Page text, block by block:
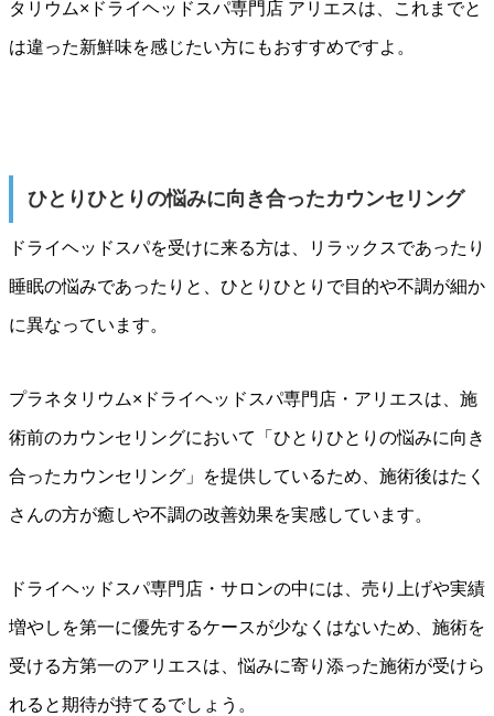
タリウム×ドライヘッドスパ専門店 アリエスは、これまでと
は違った新鮮味を感じたい方にもおすすめですよ。
ひとりひとりの悩みに向き合ったカウンセリング
ドライヘッドスパを受けに来る方は、リラックスであったり
睡眠の悩みであったりと、ひとりひとりで目的や不調が細か
に異なっています。
プラネタリウム×ドライヘッドスパ専門店・アリエスは、施
術前のカウンセリングにおいて「ひとりひとりの悩みに向き
合ったカウンセリング」を提供しているため、施術後はたく
さんの方が癒しや不調の改善効果を実感しています。
ドライヘッドスパ専門店・サロンの中には、売り上げや実績
増やしを第一に優先するケースが少なくはないため、施術を
受ける方第一のアリエスは、悩みに寄り添った施術が受けら
れると期待が持てるでしょう。